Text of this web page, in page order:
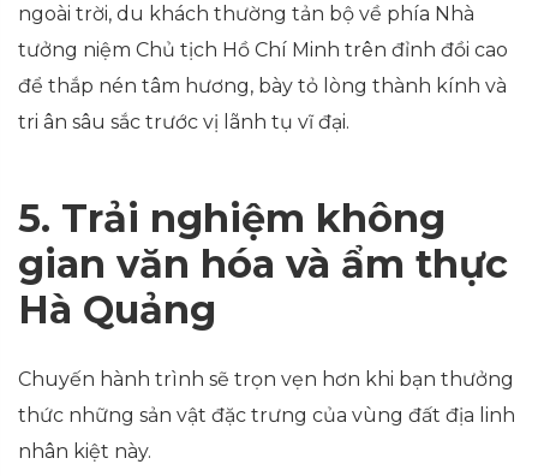
ngoài trời, du khách thường tản bộ về phía Nhà
tưởng niệm Chủ tịch Hồ Chí Minh trên đỉnh đồi cao
để thắp nén tâm hương, bày tỏ lòng thành kính và
tri ân sâu sắc trước vị lãnh tụ vĩ đại.
5. Trải nghiệm không
gian văn hóa và ẩm thực
Hà Quảng
Chuyến hành trình sẽ trọn vẹn hơn khi bạn thưởng
thức những sản vật đặc trưng của vùng đất địa linh
nhân kiệt này.